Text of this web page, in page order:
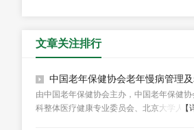
文章关注排行
中国老年保健协会老年慢病管理及老年综合评估学术论坛（会议第一轮
由中国老年保健协会主办，中国老年保健协
科整体医疗健康专业委员会、北京大学人民
【